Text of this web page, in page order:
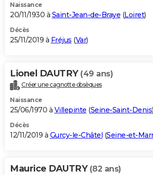
Naissance
20/11/1930 à Saint-Jean-de-Braye (Loiret)
Décès
25/11/2019 à Fréjus (Var)
Lionel DAUTRY (49 ans)
Créer une cagnotte obsèques
Naissance
25/06/1970 à Villepinte (Seine-Saint-Denis)
Décès
12/11/2019 à Gurcy-le-Châtel (Seine-et-
Maurice DAUTRY (82 ans)